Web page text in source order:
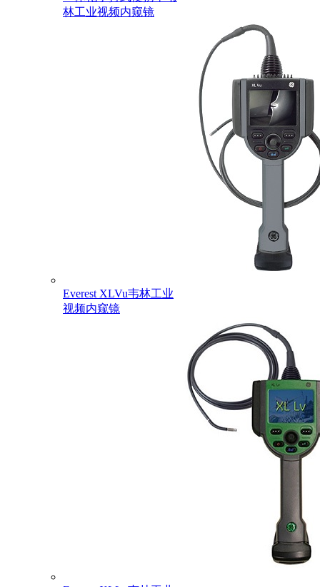
林工业视频内窥镜
Everest XLVu韦林工业
视频内窥镜